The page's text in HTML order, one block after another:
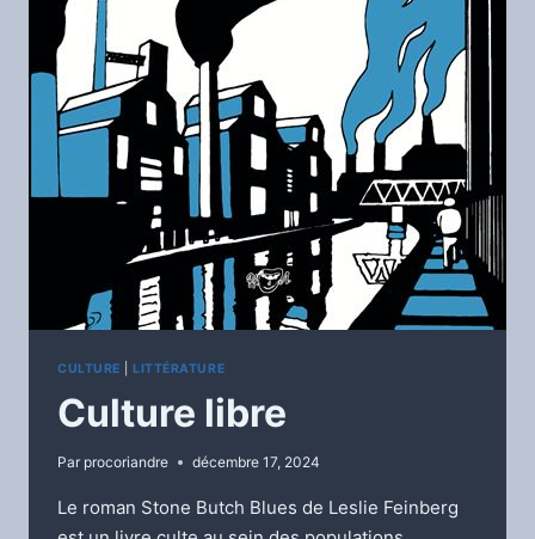
CULTURE |LITTÉRATURE
Culture libre
Par procoriandre décembre 17, 2024
Le roman Stone Butch Blues de Leslie Feinberg